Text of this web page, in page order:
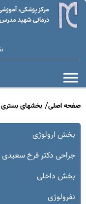
مرکز پزشکی،
درمانی شهید مدرس
صفحه اصلی بخشهای بستری
بخش ارولوژی
جراحی دکتر فرخ سعیدی
بخش داخلی
نفرولوژی